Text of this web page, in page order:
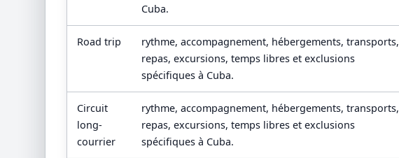
Cuba.
Road trip
rythme, accompagnement, hébergements, transports,
repas, excursions, temps libres et exclusions
spécifiques à Cuba.
Circuit
long-
courrier
rythme, accompagnement, hébergements, transports,
repas, excursions, temps libres et exclusions
spécifiques à Cuba.